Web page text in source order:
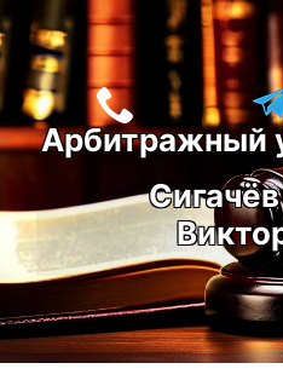
Перейти
к
содержимому
Арбитражный
С